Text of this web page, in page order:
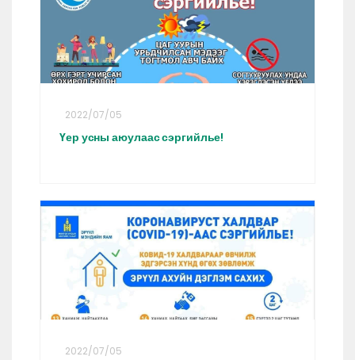
2022/07/05
Үер усны аюулаас сэргийлье!
2022/07/05